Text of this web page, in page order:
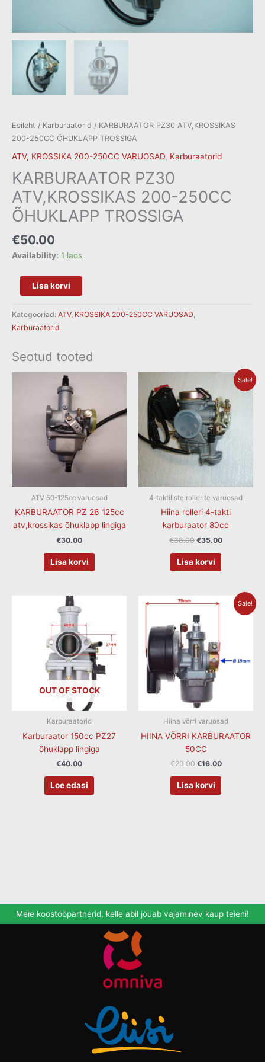
Esileht / Karburaatorid / KARBURAATOR PZ30 ATV,KROSSIKAS
200-250CC ÕHUKLAPP TROSSIGA
ATV, KROSSIKA 200-250CC VARUOSAD, Karburaatorid
KARBURAATOR PZ30
ATV,KROSSIKAS 200-250CC
ÕHUKLAPP TROSSIGA
€50.00
Availability: 1 laos
Lisa korvi
Kategooriad: ATV, KROSSIKA 200-250CC VARUOSAD
Karburaatorid
Seotud tooted
ATV 50-125cc varuosad
KARBURAATOR PZ 26 125cc
atv,krossikas õhuklapp lingiga
€30.00
Lisa korvi
Sale!
4-taktiliste rollerite varuosad
Hiina rolleri 4-takti
karburaator 80cc
€38.00
hind
oli:
€38.00.
€35.00
Current
price
€35.00.
Lisa korvi
OUT OF STOCK
Karburaatorid
Karburaator 150cc PZ27
õhuklapp lingiga
€40.00
Loe edasi
Sale!
Hiina võrri varuosad
HIINA VÕRRI KARBURAATOR
50CC
€20.00
oli:
€20.00.
€16.00
Current
price
Lisa korvi
Meie koostööpartnerid, kelle abil jõuab vajaminev kaup teieni!